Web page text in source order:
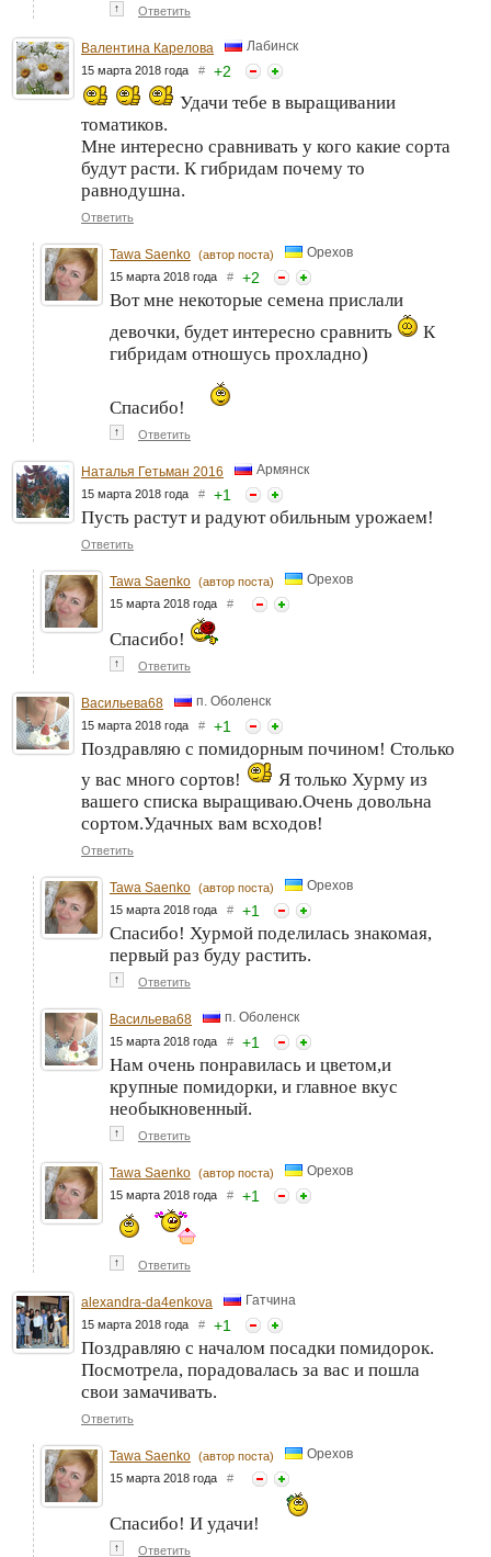
↑ Ответить
Валентина Карелова Лабинск
15 марта 2018 года # +2
Удачи тебе в выращивании
томатиков.
Мне интересно сравнивать у кого какие сорта
будут расти. К гибридам почему то
равнодушна.
Ответить
Tawa Saenko (автор поста) Орехов
15 марта 2018 года # +2
Вот мне некоторые семена прислали
девочки, будет интересно сравнить
К
гибридам отношусь прохладно)
Спасибо!
↑ Ответить
Наталья Гетьман 2016 Армянск
15 марта 2018 года # +1
Пусть растут и радуют обильным урожаем!
Ответить
Tawa Saenko (автор поста) Орехов
15 марта 2018 года #
Спасибо!
↑ Ответить
Васильева68 п. Оболенск
15 марта 2018 года # +1
Поздравляю с помидорным почином! Столько
у вас много сортов!
Я только Хурму из
вашего списка выращиваю.Очень довольна
сортом.Удачных вам всходов!
Ответить
Tawa Saenko (автор поста) Орехов
15 марта 2018 года # +1
Спасибо! Хурмой поделилась знакомая,
первый раз буду растить.
↑ Ответить
Васильева68 п. Оболенск
15 марта 2018 года # +1
Нам очень понравилась и цветом,и
крупные помидорки, и главное вкус
необыкновенный.
↑ Ответить
Tawa Saenko (автор поста) Орехов
15 марта 2018 года # +1
↑ Ответить
alexandra-da4enkova Гатчина
15 марта 2018 года # +1
Поздравляю с началом посадки помидорок.
Посмотрела, порадовалась за вас и пошла
свои замачивать.
Ответить
Tawa Saenko (автор поста) Орехов
15 марта 2018 года #
Спасибо! И удачи!
↑ Ответить